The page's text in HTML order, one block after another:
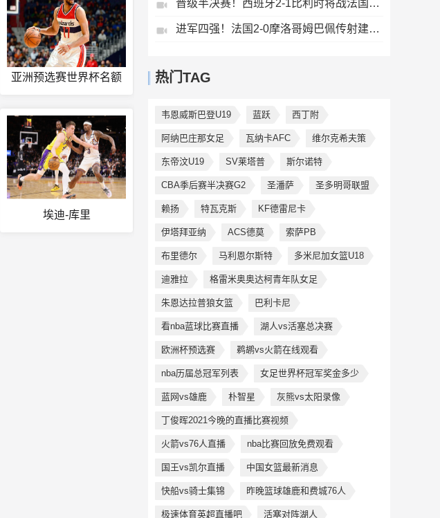
亚洲预选赛世界杯名额
埃迪-库里
晋级半决赛！西班牙2-1比利时将战法国梅里诺替补绝杀拉门斯送礼
进军四强！法国2-0摩洛哥姆巴佩传射建功+失点登贝莱贴地斩
热门TAG
韦恩威斯巴登U19 蓝跃 西丁附
阿纳巴庄那女足 瓦纳卡AFC 维尔克希夫策
东帝汶U19 SV莱塔普 斯尔诺特
CBA季后赛半决赛G2 圣潘萨 圣多明哥联盟
赖扬 特瓦克斯 KF德雷尼卡
伊塔拜亚纳 ACS德莫 索萨PB
布里德尔 马利恩尔斯特 多米尼加女篮U18
迪雅拉 格雷米奥奥达柯青年队女足
朱恩达拉普狼女篮 巴利卡尼
看nba蓝球比赛直播 湖人vs活塞总决赛
欧洲杯预选赛 鹈鹕vs火箭在线观看
nba历届总冠军列表 女足世界杯冠军奖金多少
蓝网vs雄鹿 朴智星 灰熊vs太阳录像
丁俊晖2021今晚的直播比赛视频
火箭vs76人直播 nba比赛回放免费观看
国王vs凯尔直播 中国女篮最新消息
快船vs骑士集锦 昨晚篮球雄鹿和费城76人
极速体育英超直播吧 活塞对阵湖人